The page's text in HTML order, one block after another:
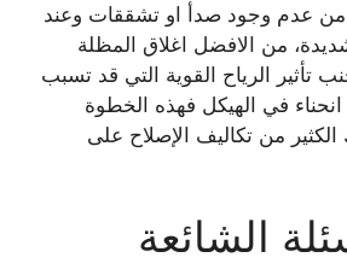
من عدم وجود صدأ او تشققات وعند
من الافضل اغلاق المظلة
تأثير الرياح القوية التي قد تسبب
في الهيكل فهذه الخطوة
من تكاليف الإصلاح على
الشائعة